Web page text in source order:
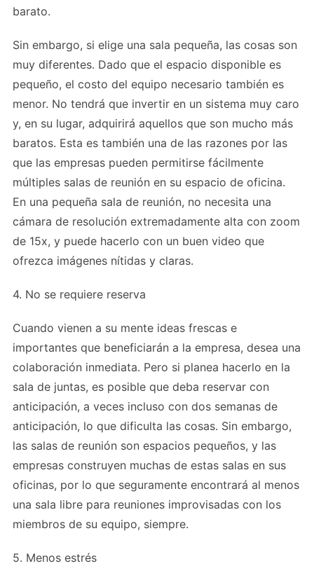
barato.
Sin embargo, si elige una sala pequeña, las cosas son
muy diferentes. Dado que el espacio disponible es
pequeño, el costo del equipo necesario también es
menor. No tendrá que invertir en un sistema muy caro
y, en su lugar, adquirirá aquellos que son mucho más
baratos. Esta es también una de las razones por las
que las empresas pueden permitirse fácilmente
múltiples salas de reunión en su espacio de oficina.
En una pequeña sala de reunión, no necesita una
cámara de resolución extremadamente alta con zoom
de 15x, y puede hacerlo con un buen video que
ofrezca imágenes nítidas y claras.
4. No se requiere reserva
Cuando vienen a su mente ideas frescas e
importantes que beneficiarán a la empresa, desea una
colaboración inmediata. Pero si planea hacerlo en la
sala de juntas, es posible que deba reservar con
anticipación, a veces incluso con dos semanas de
anticipación, lo que dificulta las cosas. Sin embargo,
las salas de reunión son espacios pequeños, y las
empresas construyen muchas de estas salas en sus
oficinas, por lo que seguramente encontrará al menos
una sala libre para reuniones improvisadas con los
miembros de su equipo, siempre.
5. Menos estrés